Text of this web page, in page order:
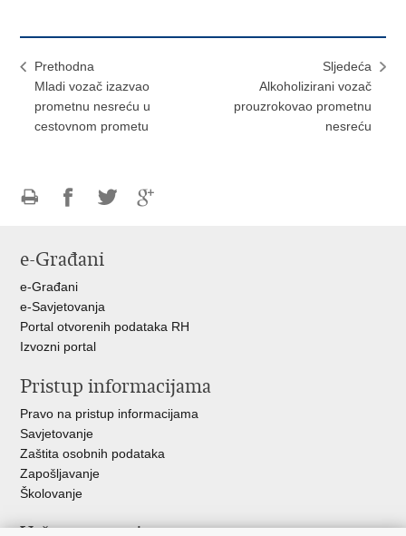
Prethodna
Mladi vozač izazvao
prometnu nesreću u
cestovnom prometu
Sljedeća
Alkoholizirani vozač
prouzrokovao prometnu
nesreću
FacebookuTwitteru
e-Građani
e-Građani
e-Savjetovanja
Portal otvorenih podataka RH
Izvozni portal
Pristup informacijama
Pravo na pristup informacijama
Savjetovanje
Zaštita osobnih podataka
Zapošljavanje
Školovanje